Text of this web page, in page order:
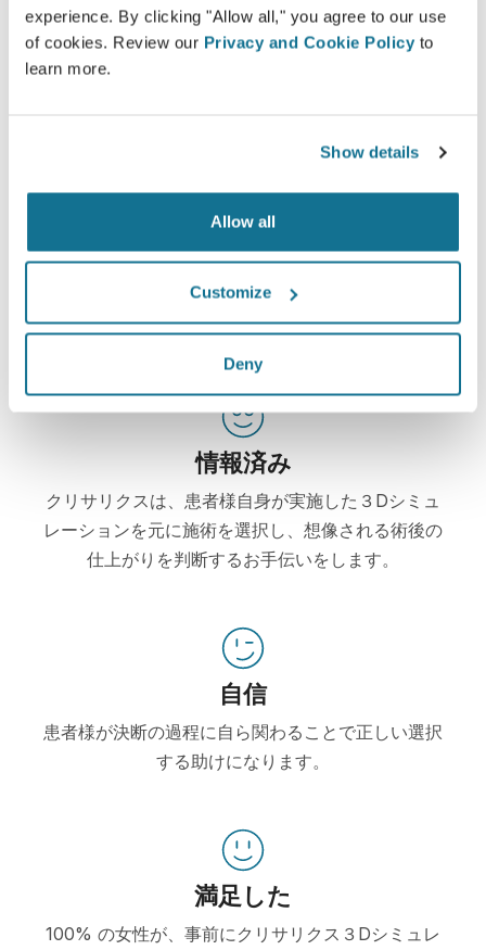
experience. By clicking "Allow all," you agree to our use
of cookies. Review our Privacy and Cookie Policy to
learn more.
Show details
Allow all
Customize
Deny
CRISALIXは確信的なツールを使用して外科医と患者様都
の間のコミュニケーションを改善する事が狙いです。相互
接続性なプラットフォームで外科医と患者様の関係を高め
情報済み
クリサリクスは、患者様自身が実施した３Dシミュ
レーションを元に施術を選択し、想像される術後の
仕上がりを判断するお手伝いをします。
自信
患者様が決断の過程に自ら関わることで正しい選択
する助けになります。
満足した
100% の女性が、事前にクリサリクス３Dシミュレ